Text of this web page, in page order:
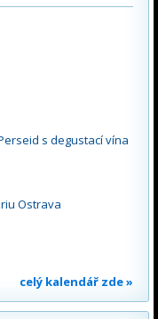
s degustací vína
Ostrava
celý kalendář zde »